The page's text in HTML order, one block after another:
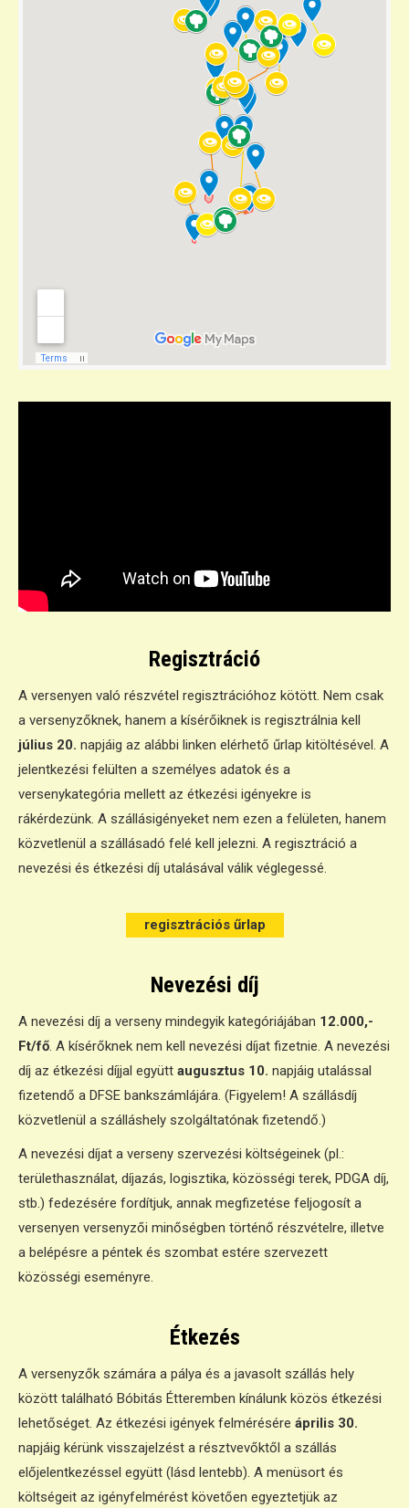
Regisztráció
A versenyen való részvétel regisztrációhoz kötött. Nem csak
a versenyzőknek, hanem a kísérőiknek is regisztrálnia kell
július 20. napjáig az alábbi linken elérhető űrlap kitöltésével. A
jelentkezési felülten a személyes adatok és a
versenykategória mellett az étkezési igényekre is
rákérdezünk. A szállásigényeket nem ezen a felületen, hanem
közvetlenül a szállásadó felé kell jelezni. A regisztráció a
nevezési és étkezési díj utalásával válik véglegessé.
regisztrációs űrlap
regisztrációs űrlap
Nevezési díj
A nevezési díj a verseny mindegyik kategóriájában 12.000,-
Ft/fő. A kísérőknek nem kell nevezési díjat fizetnie. A nevezési
díj az étkezési díjjal együtt augusztus 10. napjáig utalással
fizetendő a DFSE bankszámlájára. (Figyelem! A szállásdíj
közvetlenül a szálláshely szolgáltatónak fizetendő.)
A nevezési díjat a verseny szervezési költségeinek (pl.:
területhasználat, díjazás, logisztika, közösségi terek, PDGA díj,
stb.) fedezésére fordítjuk, annak megfizetése feljogosít a
versenyen versenyzői minőségben történő részvételre, illetve
a belépésre a péntek és szombat estére szervezett
közösségi eseményre.
Étkezés
A versenyzők számára a pálya és a javasolt szállás hely
között található Bóbitás Étteremben kínálunk közös étkezési
lehetőséget. Az étkezési igények felmérésére április 30.
napjáig kérünk visszajelzést a résztvevőktől a szállás
előjelentkezéssel együtt (lásd lentebb). A menüsort és
költségeit az igényfelmérést követően egyeztetjük az